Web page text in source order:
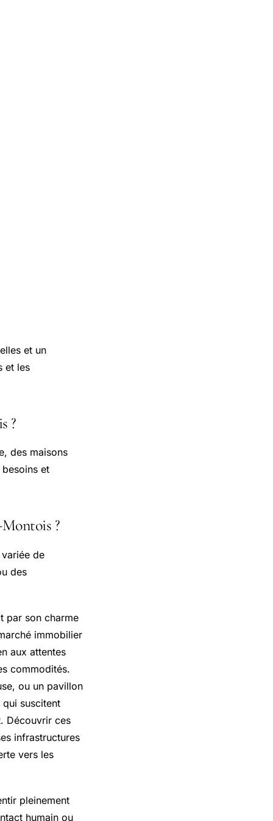
et un
et les
?
des maisons
et
?
de
des
par son charme
immobilier
aux attentes
commodités.
ou un pavillon
suscitent
Découvrir ces
infrastructures
vers les
pleinement
humain ou